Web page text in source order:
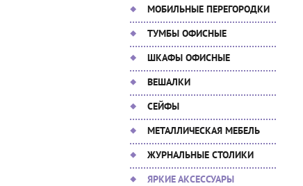
МОБИЛЬНЫЕ ПЕРЕГОРОДКИ
ТУМБЫ ОФИСНЫЕ
ШКАФЫ ОФИСНЫЕ
ВЕШАЛКИ
СЕЙФЫ
МЕТАЛЛИЧЕСКАЯ МЕБЕЛЬ
ЖУРНАЛЬНЫЕ СТОЛИКИ
ЯРКИЕ АКСЕССУАРЫ